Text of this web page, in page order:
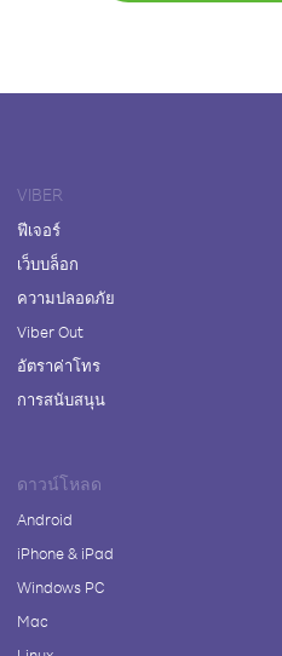
VIBER
ฟีเจอร์
เว็บบล็อก
ความปลอดภัย
Viber Out
อัตราค่าโทร
การสนับสนุน
ดาวน์โหลด
Android
iPhone & iPad
Windows PC
Mac